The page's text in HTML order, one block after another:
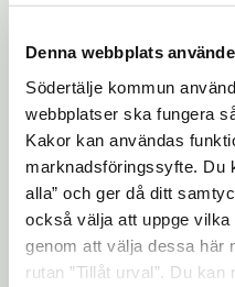
Denna webbplats
Södertälje kommun
webbplatser ska fungera
Kakor kan användas
marknadsföringssyfte. Du
alla” och ger då ditt
också välja att uppge
genom att välja dessa här
rutan ”Tillåt urval”. Du
enligt kommunens
utbyggnadsstrategi
att expandera
skapa stationsnära
utveckla stadsstråk.
platsen nära service och
infrastruktur uppfyller
mål.
Detaljplan för
1:16
Utveckling av
Ragnhildsborg.
Detaljplan för
1:12 m.fl.
Molstaberg norra är